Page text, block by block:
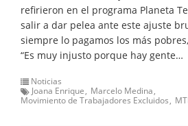
refirieron en el programa Planeta
salir a dar pelea ante este ajuste
siempre lo pagamos los más
“Es muy injusto porque hay gente…
Noticias
Joana Enrique
Marcelo Medina
Movimiento de Trabajadores Excluidos